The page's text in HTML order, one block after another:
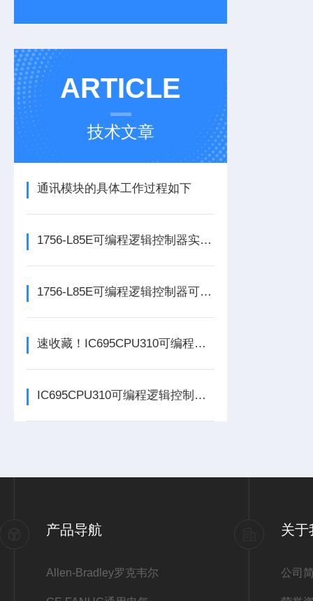
ARTICLE
技术文章
通讯模块的具体工作过程如下
1756-L85E可编程逻辑控制器实操应用常见问题分析及解决方法探讨
1756-L85E可编程逻辑控制器可满足多行业自动化精准控制需求
速收藏！IC695CPU310可编程逻辑控制器常见故障的解决方法分享
IC695CPU310可编程逻辑控制器在各行业中具体应用分享
产品导航
Allen-Bradley罗克韦尔
关于
公司